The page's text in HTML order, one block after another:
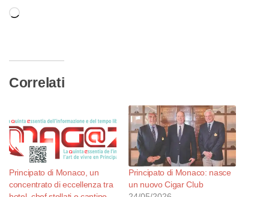
Caricamento
Correlati
Principato di Monaco, un
concentrato di eccellenza tra
Principato di Monaco: nasce
un nuovo Cigar Club